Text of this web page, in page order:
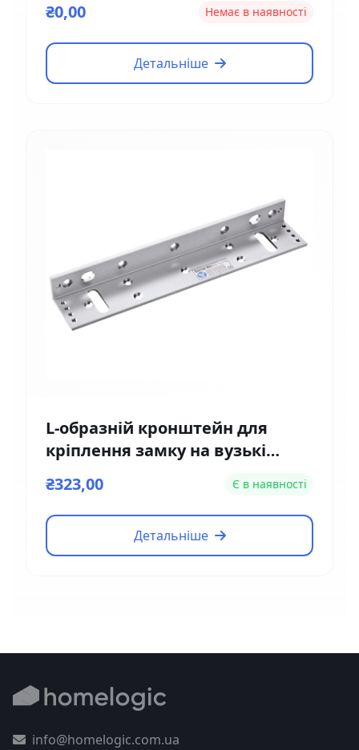
₴0,00 Немає в наявності
Детальніше
L-образній кронштейн для
кріплення замку на вузькі
₴323,00 Є в наявності
Детальніше
info@homelogic.com.ua